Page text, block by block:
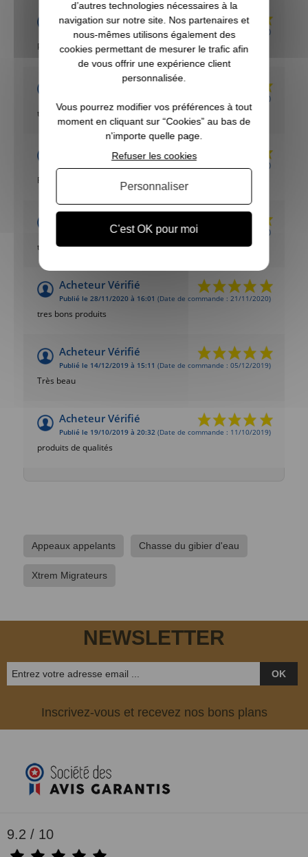
Eric
Publié le 14/09/2025 à 14:26(Date de commande : 31/08/2025)
Parfait
Acheteur Vérifié
(Date de commande : 15/09/2022)
tres tres bien
Acheteur Vérifié
(Date de commande : 30/09/2021)
Rien à dire
Publié le 03/02/2021 à 19:44 (Date de commande : 01/01/2021)
tres bien
Acheteur Vérifié
Publié le 28/11/2020 à 16:01 (Date de commande : 21/11/2020)
tres bons produits
Acheteur Vérifié
Publié le 14/12/2019 à 15:11 (Date de commande : 05/12/2019)
Très beau
Acheteur Vérifié
Publié le 19/10/2019 à 20:32 (Date de commande : 11/10/2019)
produits de qualités
Appeaux appelants Chasse du gibier d'eau
Xtrem Migrateurs
NEWSLETTER
OK
Inscrivez-vous et recevez nos bons plans
9.2 / 10
d’autres technologies nécessaires à la
navigation sur notre site. Nos partenaires et
nous-mêmes utilisons également des
cookies permettant de mesurer le trafic afin
de vous offrir une expérience client
personnalisée.
Vous pourrez modifier vos préférences à tout
moment en cliquant sur “Cookies” au bas de
n'importe quelle page.
C'est OK pour moi
Refuser les cookies
Personnaliser